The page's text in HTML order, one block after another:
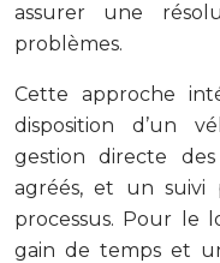
assurer une
problèmes.
Cette approche
disposition d’un
gestion directe
agréés, et un suivi
processus. Pour le
gain de temps et